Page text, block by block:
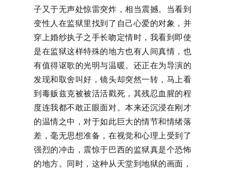
子又于无声处惊雷突炸，相当震撼。当看到
变性人在监狱里找到了自己心爱的对象，并
穿上婚纱执子之手长吻定情时，我看到即使
是在监狱这样特殊的地方也有人间真情，也
有值得讴歌的光明与温暖。还正在为导演的
发现和取舍叫好，镜头却突然一转，马上看
到毒贩兹克被被活活戳死，其残忍血腥的程
度连我都不敢正眼面对。本来还沉浸在刚才
的温情之中，对于如此巨大的情节和情绪落
差，毫无思想准备，在视觉和心理上受到了
强烈的冲击，震惊于巴西的监狱真是个恐怖
的地方。同时，这种从天堂到地狱的画面，